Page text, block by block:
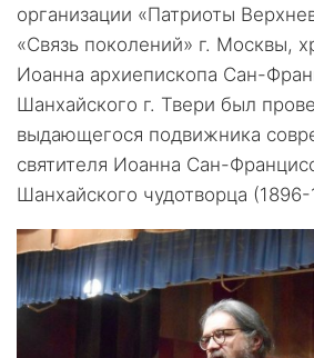
организации «Патриоты
«Связь поколений» г. Москвы,
Иоанна архиепископа Сан-
Шанхайского г. Твери был
выдающегося подвижника
святителя Иоанна Сан-
Шанхайского чудотворца (1896-